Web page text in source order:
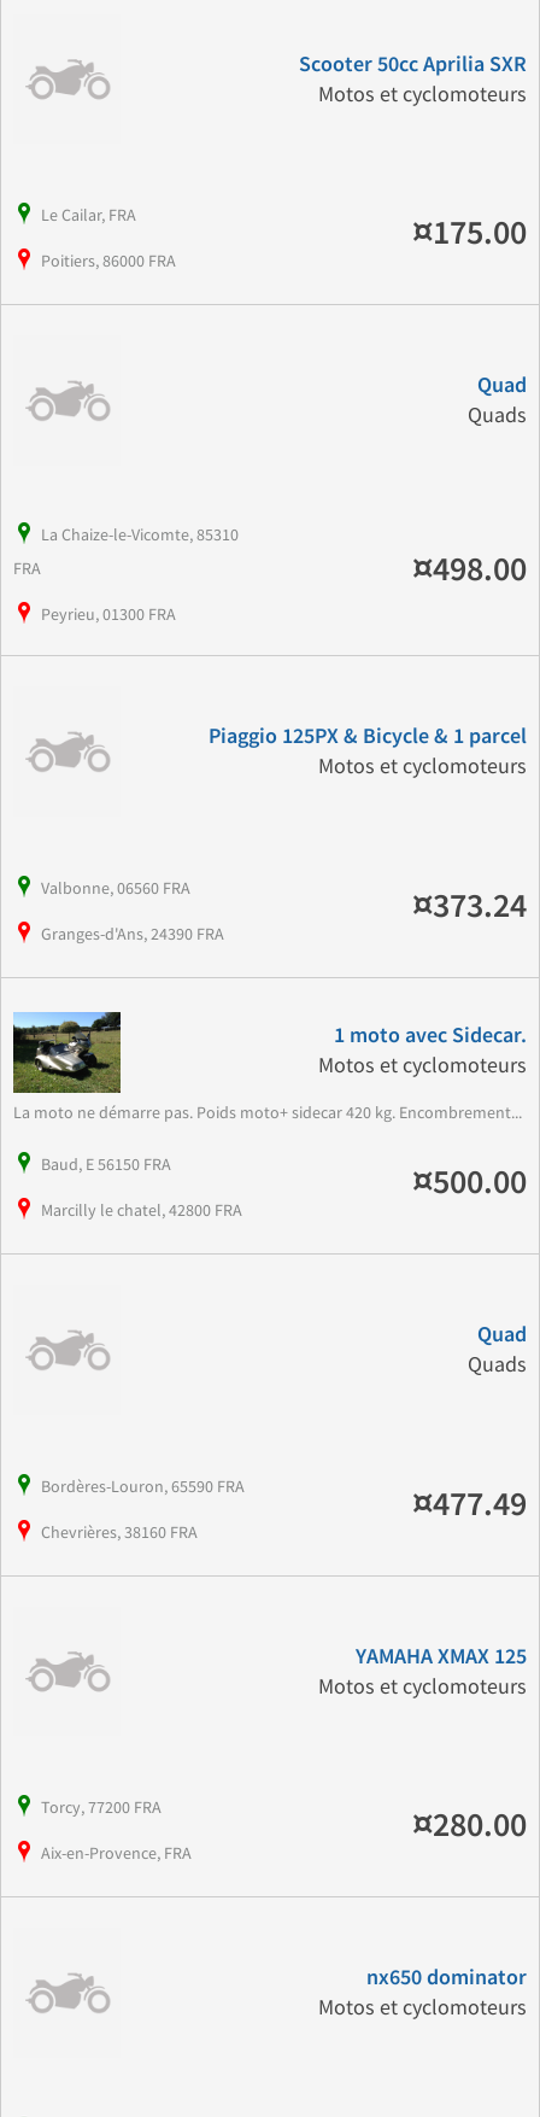
Scooter 50cc Aprilia SXR
Motos et cyclomoteurs
Le Cailar, FRA
Poitiers, 86000 FRA
¤175.00
Quad
Quads
La Chaize-le-Vicomte, 85310
FRA
Peyrieu, 01300 FRA
¤498.00
Piaggio 125PX & Bicycle & 1 parcel
Motos et cyclomoteurs
Valbonne, 06560 FRA
Granges-d'Ans, 24390 FRA
¤373.24
1 moto avec Sidecar.
Motos et cyclomoteurs
La moto ne démarre pas. Poids moto+ sidecar 420 kg. Encombrement...
Baud, E 56150 FRA
Marcilly le chatel, 42800 FRA
¤500.00
Quad
Quads
Bordères-Louron, 65590 FRA
Chevrières, 38160 FRA
¤477.49
YAMAHA XMAX 125
Motos et cyclomoteurs
Torcy, 77200 FRA
Aix-en-Provence, FRA
¤280.00
nx650 dominator
Motos et cyclomoteurs